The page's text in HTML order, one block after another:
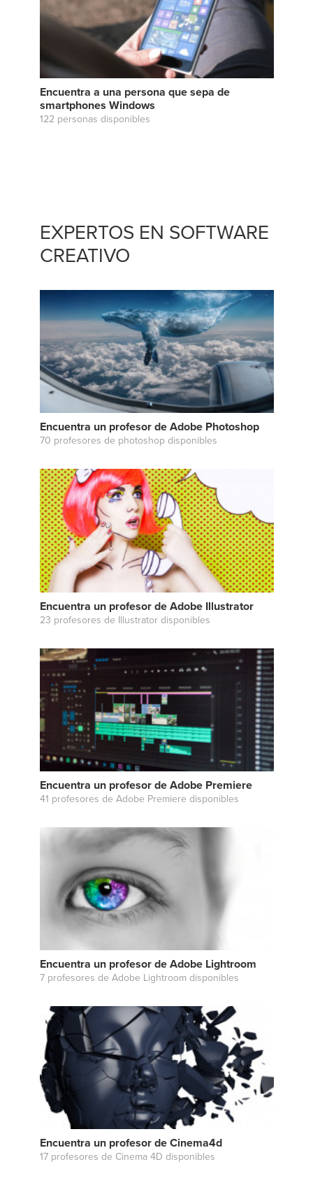
Encuentra a una persona que sepa de
smartphones Windows
122 personas disponibles
EXPERTOS EN SOFTWARE
CREATIVO
Encuentra un profesor de Adobe Photoshop
70 profesores de photoshop disponibles
Encuentra un profesor de Adobe Illustrator
23 profesores de Illustrator disponibles
Encuentra un profesor de Adobe Premiere
41 profesores de Adobe Premiere disponibles
Encuentra un profesor de Adobe Lightroom
7 profesores de Adobe Lightroom disponibles
Encuentra un profesor de Cinema4d
17 profesores de Cinema 4D disponibles